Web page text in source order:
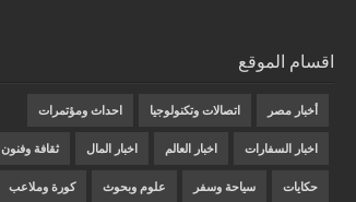
اقسام الموقع
أخبار مصر اتصالات وتكنولوجيا احداث ومؤتمرات
اخبار السفارات اخبار العالم اخبار المال ثقافة وفنون
حكايات سياحة وسفر علوم وبحوث كورة وملاعب